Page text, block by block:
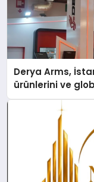
Derya Arms,
ürünlerini ve